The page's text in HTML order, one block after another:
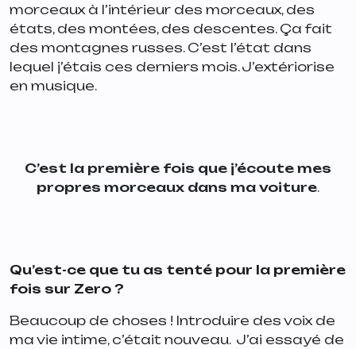
morceaux à l’intérieur des morceaux, des
états, des montées, des descentes. Ça fait
des montagnes russes. C’est l’état dans
lequel j’étais ces derniers mois. J’extériorise
en musique.
C’est la première fois que j’écoute mes
propres morceaux dans ma voiture.
Qu’est-ce que tu as tenté pour la première
fois sur Zero ?
Beaucoup de choses ! Introduire des voix de
ma vie intime, c’était nouveau. J’ai essayé de